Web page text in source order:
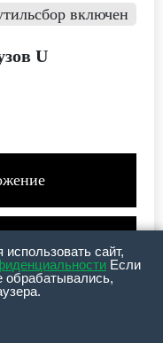
включен
U
опции
в Telegram
с площадок
сайт,
Если
обрабатывались,